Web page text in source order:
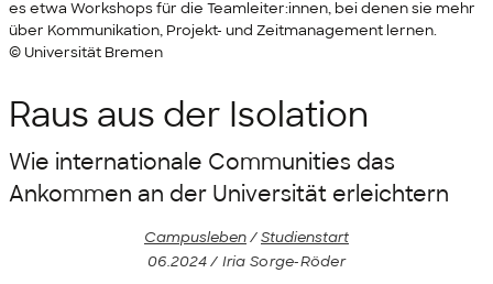
es etwa Workshops für die Teamleiter:innen, bei denen sie mehr
über Kommunikation, Projekt- und Zeitmanagement lernen.
© Universität Bremen
Raus aus der Isolation
Wie internationale Communities das
Ankommen an der Universität erleichtern
Campusleben/Studienstart
06.2024 / Iria Sorge-Röder